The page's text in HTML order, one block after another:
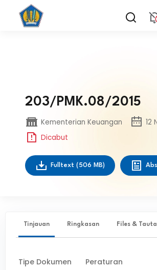
203/PMK.08/2015
Kementerian Keuangan
12
Dicabut
Fulltext (506 MB)
Tinjauan Ringkasan Files &
Tipe Dokumen Peraturan